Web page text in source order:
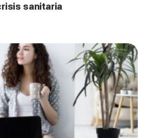
sanitaria